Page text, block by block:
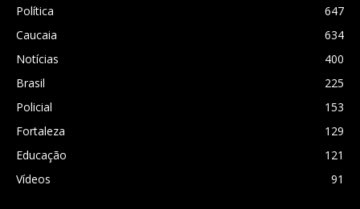
Política
647
Caucaia
634
Notícias
400
Brasil
225
Policial
153
Fortaleza
129
Educação
121
Vídeos
91